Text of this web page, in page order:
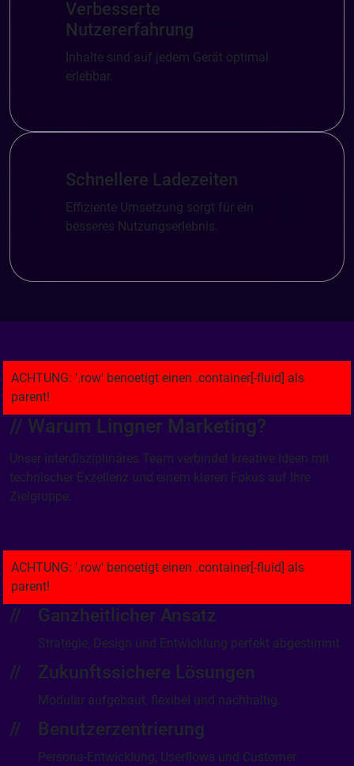
Verbesserte
Nutzererfahrung
Inhalte sind auf jedem Gerät optimal
erlebbar.
Schnellere Ladezeiten
Effiziente Umsetzung sorgt für ein
besseres Nutzungserlebnis.
// Warum Lingner Marketing?
Unser interdisziplinäres Team verbindet kreative Ideen mit
technischer Exzellenz und einem klaren Fokus auf Ihre
Zielgruppe.
Ganzheitlicher Ansatz
Strategie, Design und Entwicklung perfekt abgestimmt.
Zukunftssichere Lösungen
Modular aufgebaut, flexibel und nachhaltig.
Benutzerzentrierung
Persona-Entwicklung, Userflows und Customer